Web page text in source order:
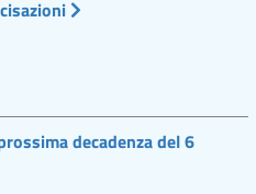
decadenza del 6